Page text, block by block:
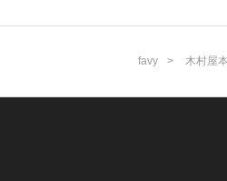
favy 木村屋